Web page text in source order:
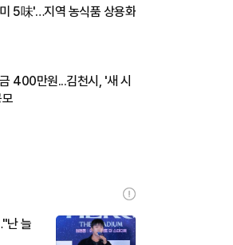
5味'…지역 농식품 상용화
400만원...김천시, '새 시
난 늘